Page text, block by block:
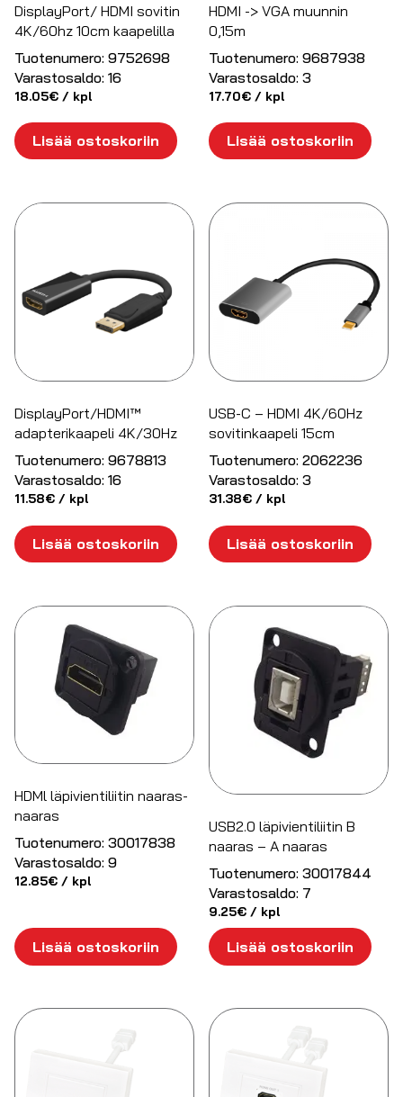
DisplayPort/ HDMI sovitin
4K/60hz 10cm kaapelilla
Tuotenumero: 9752698
Varastosaldo: 16
18.05€ / kpl
Lisää ostoskoriin
HDMI -> VGA muunnin
0,15m
Tuotenumero: 9687938
Varastosaldo: 3
17.70€ / kpl
Lisää ostoskoriin
DisplayPort/HDMI™
adapterikaapeli 4K/30Hz
Tuotenumero: 9678813
Varastosaldo: 16
11.58€ / kpl
Lisää ostoskoriin
USB-C – HDMI 4K/60Hz
sovitinkaapeli 15cm
Tuotenumero: 2062236
Varastosaldo: 3
31.38€ / kpl
Lisää ostoskoriin
HDMl läpivientiliitin naaras-
naaras
Tuotenumero: 30017838
Varastosaldo: 9
12.85€ / kpl
Lisää ostoskoriin
USB2.0 läpivientiliitin B
naaras – A naaras
Tuotenumero: 30017844
Varastosaldo: 7
9.25€ / kpl
Lisää ostoskoriin